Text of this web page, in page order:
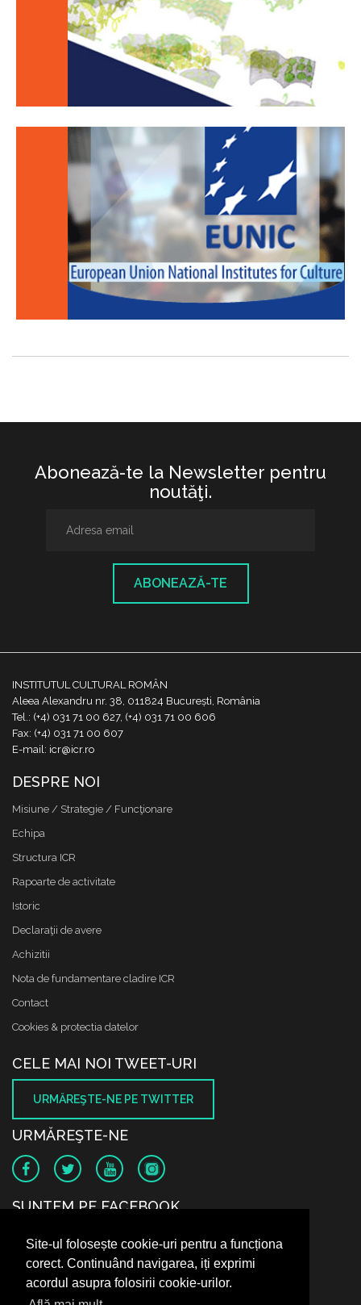
Site-ul folosește cookie-uri pentru a funcționa
corect. Continuând navigarea, iți exprimi
acordul asupra folosirii cookie-urilor.
Abonează-te la Newsletter pentru
noutăţi.
ABONEAZĂ-TE
INSTITUTUL CULTURAL ROMÂN
Aleea Alexandru nr. 38, 011824 București, România
Tel.: (+4) 031 71 00 627, (+4) 031 71 00 606
Fax: (+4) 031 71 00 607
E-mail: icr@icr.ro
DESPRE NOI
Misiune / Strategie / Funcţionare
Echipa
Structura ICR
Rapoarte de activitate
Istoric
Declaraţii de avere
Achizitii
Nota de fundamentare cladire ICR
Contact
Cookies & protectia datelor
CELE MAI NOI TWEET-URI
URMĂREŞTE-NE PE TWITTER
URMĂREŞTE-NE
SUNTEM PE FACEBOOK